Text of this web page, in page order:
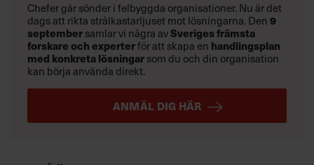
Chefer går sönder i felbyggda organisationer. Nu är det
dags att rikta strålkastarljuset mot lösningarna. Den 9
september samlar vi några av Sveriges främsta
forskare och experterför att skapa en handlingsplan
med konkreta lösningar som du och din organisation
kan börja använda direkt.
ANMÄL DIG HÄR